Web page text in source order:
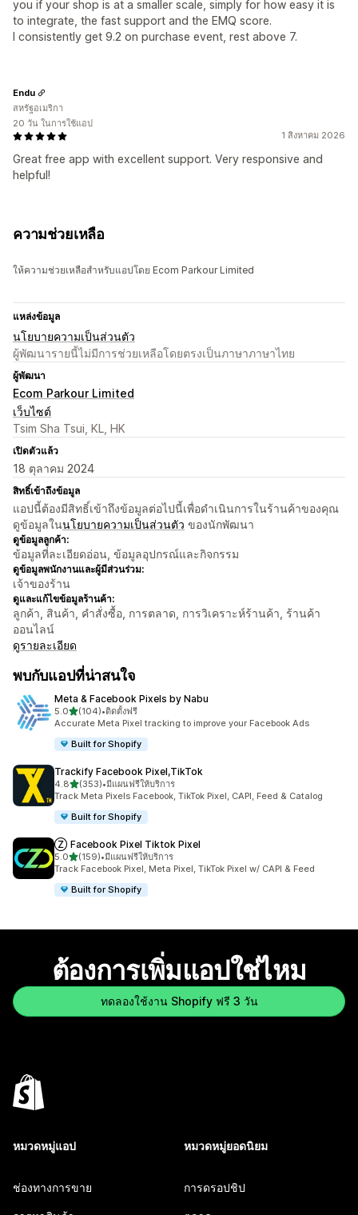
you if your shop is at a smaller scale, simply for how easy it is
to integrate, the fast support and the EMQ score.
I consistently get 9.2 on purchase event, rest above 7.
1 สิงหาคม 2026
Great free app with excellent support. Very responsive and
helpful!
Endu
สหรัฐอเมริกา
20 วัน ในการใช้แอป
ความช่วยเหลือ
ให้ความช่วยเหลือสำหรับแอปโดย Ecom Parkour Limited
แหล่งข้อมูล
นโยบายความเป็นส่วนตัว
ผู้พัฒนารายนี้ไม่มีการช่วยเหลือโดยตรงเป็นภาษาภาษาไทย
ผู้พัฒนา
Ecom Parkour Limited
เว็บไซต์
Tsim Sha Tsui, KL, HK
เปิดตัวแล้ว
18 ตุลาคม 2024
สิทธิ์เข้าถึงข้อมูล
แอปนี้ต้องมีสิทธิ์เข้าถึงข้อมูลต่อไปนี้เพื่อดำเนินการในร้านค้าของคุณ
ดูข้อมูลในนโยบายความเป็นส่วนตัว ของนักพัฒนา
ดูข้อมูลลูกค้า:
ข้อมูลที่ละเอียดอ่อน, ข้อมูลอุปกรณ์และกิจกรรม
ดูข้อมูลพนักงานและผู้มีส่วนร่วม:
เจ้าของร้าน
ดูและแก้ไขข้อมูลร้านค้า:
ลูกค้า, สินค้า, คำสั่งซื้อ, การตลาด, การวิเคราะห์ร้านค้า, ร้านค้า
ออนไลน์
ดูรายละเอียด
พบกับแอปที่น่าสนใจ
Meta & Facebook Pixels by Nabu
5.0เต็ม 5 ดาว
(104)
ทั้งหมด 104 รีวิว
•ติดตั้งฟรี
Accurate Meta Pixel tracking to improve your Facebook Ads
Built for Shopify
Trackify Facebook Pixel,TikTok
4.8เต็ม 5 ดาว
(353)
ทั้งหมด 353 รีวิว
•มีแผนฟรีให้บริการ
Track Meta Pixels Facebook, TikTok Pixel, CAPI, Feed & Catalog
Built for Shopify
Ⓩ Facebook Pixel Tiktok Pixel
5.0เต็ม 5 ดาว
(159)
ทั้งหมด 159 รีวิว
•มีแผนฟรีให้บริการ
Track Facebook Pixel, Meta Pixel, TikTok Pixel w/ CAPI & Feed
Built for Shopify
ต้องการเพิ่มแอปใช่ไหม
ทดลองใช้งาน Shopify ฟรี 3 วัน
หมวดหมู่แอป
ช่องทางการขาย
หมวดหมู่ยอดนิยม
การดรอปชิป